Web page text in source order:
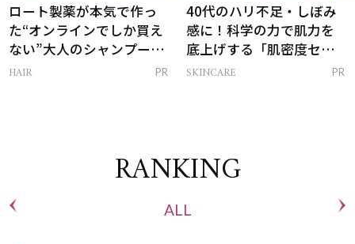
ロート製薬が本気で作っ
た“オンラインでしか買え
ない”大人のシャンプー＆
トリートメントって？
HAIR PR
40代のハリ不足・しぼみ
感に！科学の力で肌力を
底上げする「肌密度セラ
ム」
SKINCARE PR
RANKING
ALL